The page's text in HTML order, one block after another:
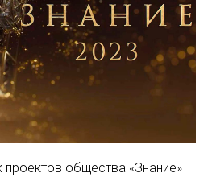
общества «Знание»